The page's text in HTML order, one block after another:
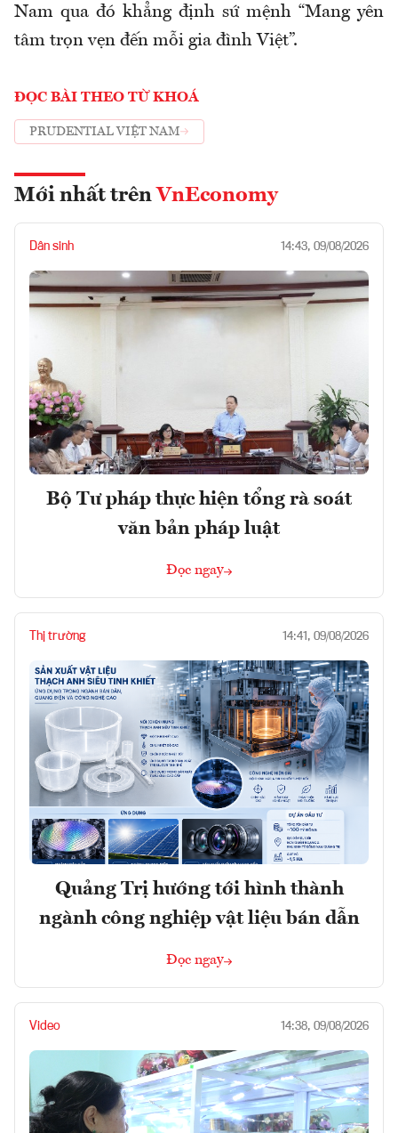
Nam qua đó khẳng định sứ mệnh “Mang yên
tâm trọn vẹn đến mỗi gia đình Việt”.
ĐỌC BÀI THEO TỪ KHOÁ
PRUDENTIAL VIỆT NAM
Mới nhất trên VnEconomy
Dân sinh 14:43, 09/08/2026
Bộ Tư pháp thực hiện tổng rà soát
văn bản pháp luật
Đọc ngay
Thị trường 14:41, 09/08/2026
Quảng Trị hướng tới hình thành
ngành công nghiệp vật liệu bán dẫn
Đọc ngay
Video 14:38, 09/08/2026